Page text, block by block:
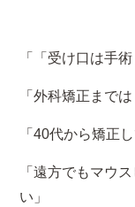
「「受け口は手
「外科矯正まで
「40代から矯正
「遠方でもマウ
い」